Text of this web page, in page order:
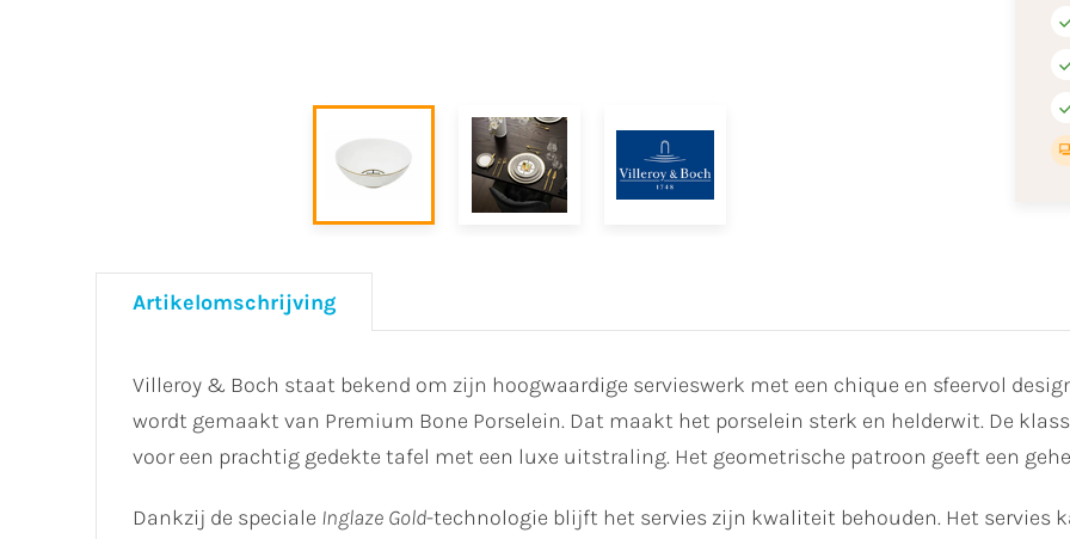
Artikelomschrijving
Villeroy & Boch staat bekend om zijn hoogwaardige servieswerk met een chique en sfeervol
wordt gemaakt van Premium Bone Porselein. Dat maakt het porselein sterk en helderwit. De
voor een prachtig gedekte tafel met een luxe uitstraling. Het geometrische patroon geeft een
Dankzij de speciale Inglaze Gold-technologie blijft het servies zijn kwaliteit behouden. Het servies